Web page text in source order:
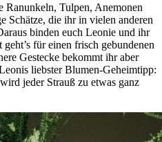
Tulpen, Anemonen
Schätze, die ihr in vielen anderen
binden euch Leonie und ihr
für einen frisch gebundenen
Gestecke bekommt ihr aber
liebster Blumen-Geheimtipp:
jeder Strauß zu etwas ganz